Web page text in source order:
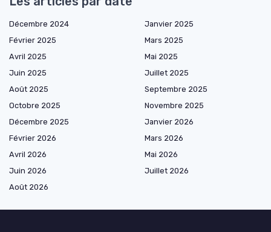
Décembre 2024
Janvier 2025
Février 2025
Mars 2025
Avril 2025
Mai 2025
Juin 2025
Juillet 2025
Août 2025
Septembre 2025
Octobre 2025
Novembre 2025
Décembre 2025
Janvier 2026
Février 2026
Mars 2026
Avril 2026
Mai 2026
Juin 2026
Juillet 2026
Août 2026